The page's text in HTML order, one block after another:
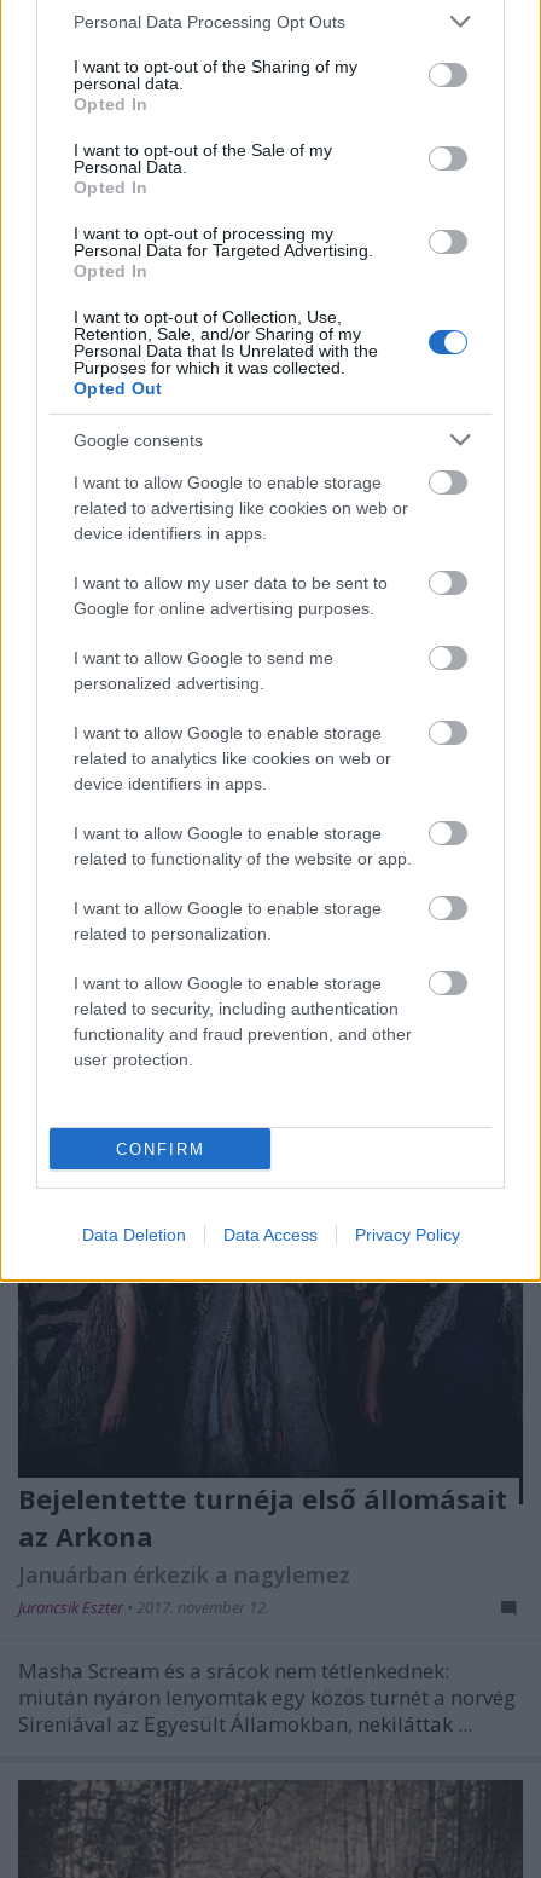
Please note that this website/app uses one or more Google
not limited to your visit or usage behaviour. You may click to
grant or deny consent to Google and its third-party tags to
use your data for below specified purposes in below Google
consent section.
Personal Data Processing Opt Outs
I want to opt-out of the Sharing of my
personal data.
Opted In
I want to opt-out of the Sale of my
Personal Data.
Opted In
I want to opt-out of processing my
Personal Data for Targeted Advertising.
Opted In
I want to opt-out of Collection, Use,
Retention, Sale, and/or Sharing of my
Personal Data that Is Unrelated with the
Purposes for which it was collected.
Opted Out
Google consents
I want to allow Google to enable storage
related to advertising like cookies on web or
device identifiers in apps.
I want to allow my user data to be sent to
Google for online advertising purposes.
I want to allow Google to send me
personalized advertising.
I want to allow Google to enable storage
related to analytics like cookies on web or
device identifiers in apps.
I want to allow Google to enable storage
related to functionality of the website or app.
I want to allow Google to enable storage
related to personalization.
I want to allow Google to enable storage
related to security, including authentication
functionality and fraud prevention, and other
user protection.
CONFIRM
Data Deletion Data Access Privacy Policy
jelentette be hivatalos Facebook-oldalán, miszerint
hamarosan megmutatják első szerzeményüket a ...
Arkona: belehallgathatsz az új lemez
dalaiba
Jurancsik Eszter•2017. november 21.
Mint arrólkorábban beszámoltunk, a Masha
Scream énekesnő vezette orosz pagan metalosok új
lemeze Khram címmel kerül boltokba 2018. január ...
Bejelentette turnéja első állomásait
az Arkona
Januárban érkezik a nagylemez
Jurancsik Eszter • 2017. november 12.
Masha Scream és a srácok nem tétlenkednek:
miután nyáron lenyomtak egy közös turnét a norvég
Sireniával az Egyesült Államokban, nekiláttak ...